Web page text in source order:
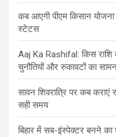
कब आएगी पीएम किसान
स्टेटस
Aaj Ka Rashifal: किस राशि
चुनौतियों और रुकावटों का
सावन शिवरात्रि पर कब
सही समय
बिहार में सब-इंस्पेक्टर बनने